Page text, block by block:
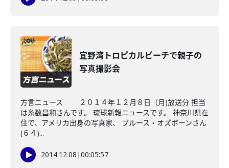
宜野湾トロピカルビーチで親子の
写真撮影会
方言ニュース ２０１４年１２月８日（月)放送分 担当
は糸数昌和さんです。 琉球新報ニュースです。 神奈川県在
住で、アメリカ出身の写真家、 ブルース・オズボーンさん
(６４)...
2014.12.08 |00:05:57